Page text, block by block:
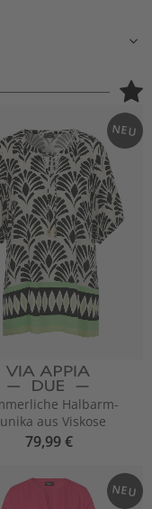
NEU
Halbarm-
aus Viskose
79,99 €
NEU